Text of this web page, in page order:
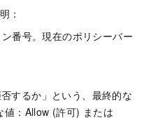
：
番号。現在のポリシーバー
するか」という、最終的な
値：Allow (許可) または